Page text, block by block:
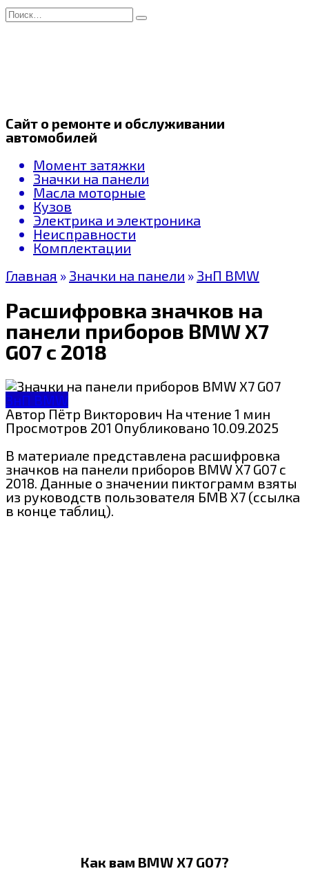
Перейти
к
Search
for:
Сайт о ремонте и обслуживании
автомобилей
Момент затяжки
Значки на панели
Масла моторные
Кузов
Электрика и электроника
Неисправности
Комплектации
Главная » Значки на панели » ЗнП BMW
Расшифровка значков на
панели приборов BMW X7
G07 с 2018
ЗнП BMW
АвторПётр Викторович На чтение 1 мин
Просмотров 201 Опубликовано 10.09.2025
В материале представлена расшифровка
значков на панели приборов BMW X7 G07 с
2018. Данные о значении пиктограмм взяты
из руководств пользователя БМВ X7 (ссылка
в конце таблиц).
Как вам BMW X7 G07?